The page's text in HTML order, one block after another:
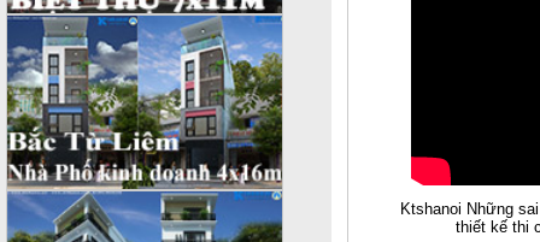
Ktshanoi Những
thiết kế thi